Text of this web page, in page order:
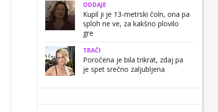
ODDAJE
Kupil ji je 13-metrski čoln, ona pa
sploh ne ve, za kakšno plovilo
gre
TRAČI
Poročena je bila trikrat, zdaj pa
je spet srečno zaljubljena